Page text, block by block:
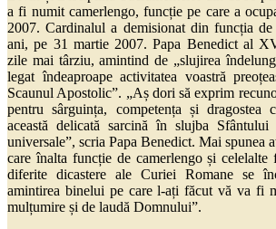
a fi numit camerlengo, funcție pe care a
2007. Cardinalul a demisionat din funcția
ani, pe 31 martie 2007. Papa Benedict al
zile mai târziu, amintind de „slujirea
legat îndeaproape activitatea voastră
Scaunul Apostolic”. „Aș dori să exprim
pentru sârguința, competența și
această delicată sarcină în slujba
universale”, scria Papa Benedict. Mai spunea
care înalta funcție de camerlengo și
diferite dicastere ale Curiei Romane se
amintirea binelui pe care l-ați făcut vă va fi
mulțumire și de laudă Domnului”.